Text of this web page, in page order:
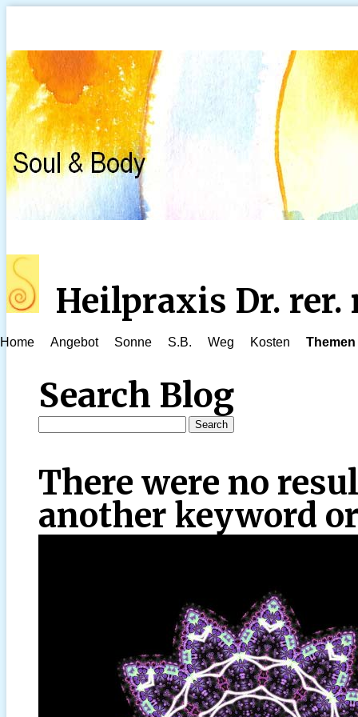
Heilpraxis Dr. rer.
Home Angebot Sonne S.B. Weg Kosten Themen
Search Blog
There were no
another keyword